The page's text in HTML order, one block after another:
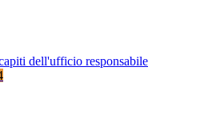
dell'ufficio responsabile